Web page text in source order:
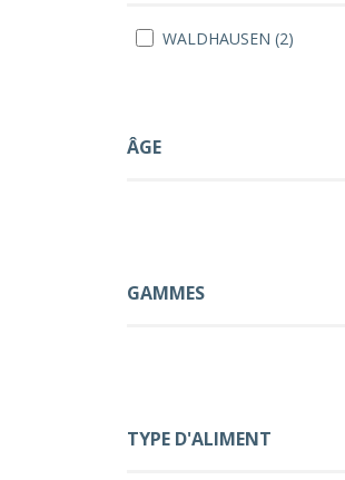
WALDHAUSEN (2)
ÂGE
GAMMES
TYPE D'ALIMENT